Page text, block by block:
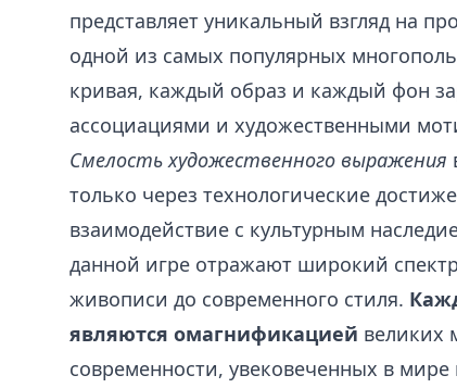
представляет уникальный взгляд на
одной из самых популярных
кривая, каждый образ и каждый фон
ассоциациями и художественными
Смелость художественного выражения
только через технологические
взаимодействие с культурным
данной игре отражают широкий
живописи до современного стиля.
являются омагнификацией великих
современности, увековеченных в мире